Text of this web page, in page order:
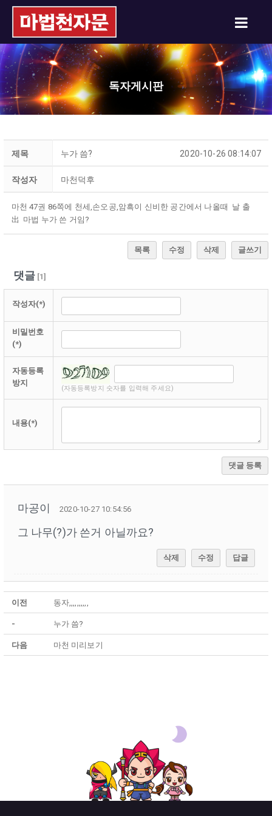
독자게시판
제목 누가 씀? 2020-10-26 08:14:07
작성자 마천덕후
마천 47권 86쪽에 천세,손오공,암흑이 신비한 공간에서 나올때 날 출
出 마법 누가 쓴 거임?
목록 수정 삭제 글쓰기
댓글[1]
작성자(*)
비밀번호
(*)
자동등록
방지
(자동등록방지 숫자를 입력해 주세요)
내용(*)
댓글 등록
마공이 2020-10-27 10:54:56
그 나무(?)가 쓴거 아닐까요?
삭제 수정 답글
이전 동자,,,,,,,,,,
- 누가 씀?
다음 마천 미리보기